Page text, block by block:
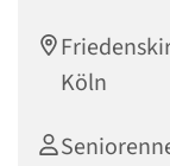
Köln